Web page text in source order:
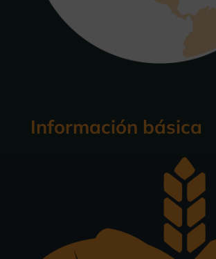
Información básica